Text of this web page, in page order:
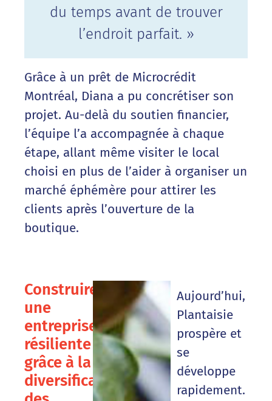
du temps avant de trouver
l’endroit parfait. »
Grâce à un prêt de Microcrédit
Montréal, Diana a pu concrétiser son
projet. Au-delà du soutien financier,
l’équipe l’a accompagnée à chaque
étape, allant même visiter le local
choisi en plus de l’aider à organiser un
marché éphémère pour attirer les
clients après l’ouverture de la
boutique.
Construire
une
entreprise
résiliente
grâce à la
diversification
Aujourd’hui,
Plantaisie
prospère et
se
développe
rapidement.